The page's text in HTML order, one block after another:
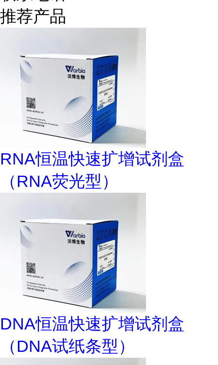
推荐产品
RNA恒温快速扩增试剂盒
（RNA荧光型）
DNA恒温快速扩增试剂盒
（DNA试纸条型）